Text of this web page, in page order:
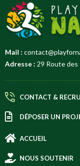
Mail :
Adresse : 29 Route des
CONTACT &
DÉPOSER UN
ACCUEIL
NOUS SOUTENIR